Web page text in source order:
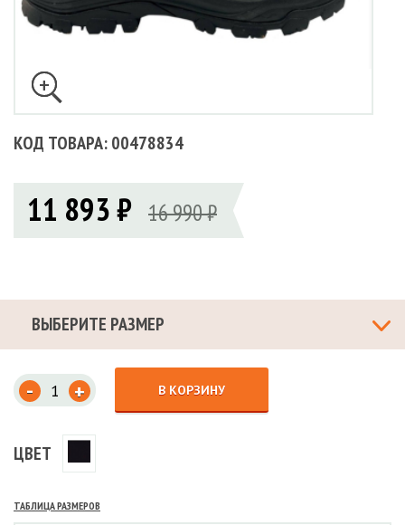
КОД ТОВАРА: 00478834
11 893 ₽ 16 990 ₽
ВЫБЕРИТЕ РАЗМЕР
- + В КОРЗИНУ
ЦВЕТ
ТАБЛИЦА РАЗМЕРОВ